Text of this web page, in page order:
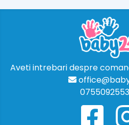
Aveti intrebari despre
0755092553